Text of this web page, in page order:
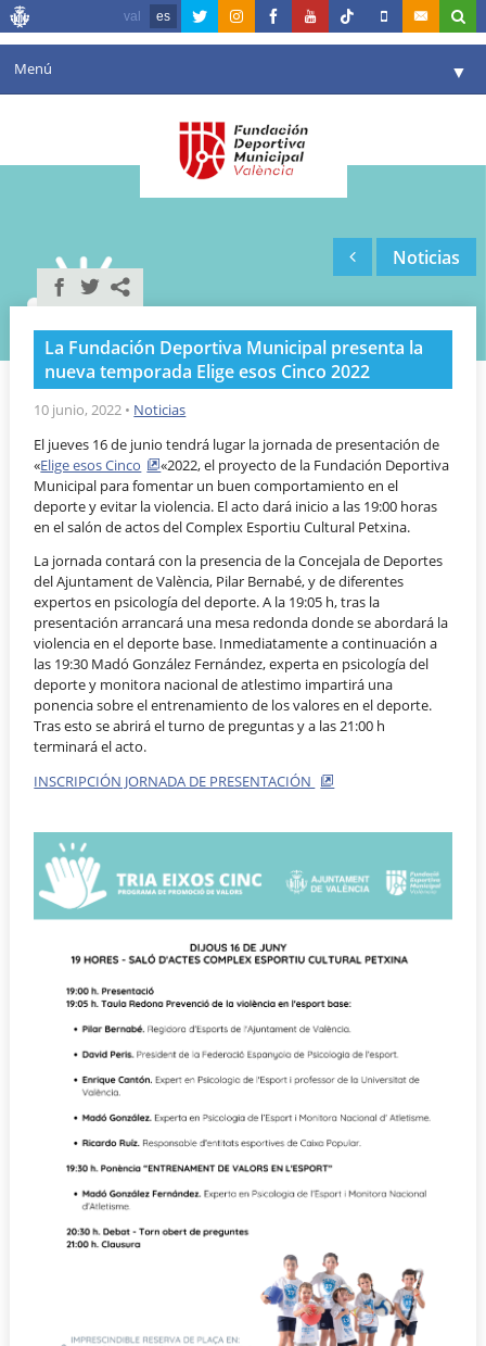
val es
Menú ▼
Agenda
Comunicación ▼
Valencia en deporte
Portal de Transparencia
Reservas
Noticias
La Fundación Deportiva Municipal presenta la
nueva temporada Elige esos Cinco 2022
10 junio, 2022 • Noticias
El jueves 16 de junio tendrá lugar la jornada de presentación de
«Elige esos Cinco
«2022, el proyecto de la Fundación Deportiva
Municipal para fomentar un buen comportamiento en el
deporte y evitar la violencia. El acto dará inicio a las 19:00 horas
en el salón de actos del Complex Esportiu Cultural Petxina.
La jornada contará con la presencia de la Concejala de Deportes
del Ajuntament de València, Pilar Bernabé, y de diferentes
expertos en psicología del deporte. A la 19:05 h, tras la
presentación arrancará una mesa redonda donde se abordará la
violencia en el deporte base. Inmediatamente a continuación a
las 19:30 Madó González Fernández, experta en psicología del
deporte y monitora nacional de atlestimo impartirá una
ponencia sobre el entrenamiento de los valores en el deporte.
Tras esto se abrirá el turno de preguntas y a las 21:00 h
terminará el acto.
INSCRIPCIÓN JORNADA DE PRESENTACIÓN